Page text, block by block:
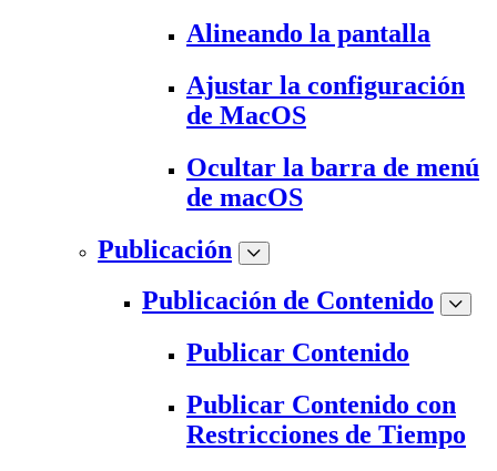
Alineando la pantalla
Ajustar la configuración
de MacOS
Ocultar la barra de menú
de macOS
Publicación
Publicación de Contenido
Publicar Contenido
Publicar Contenido con
Restricciones de Tiempo